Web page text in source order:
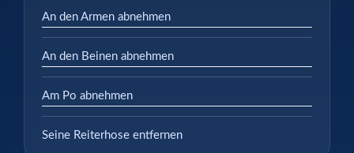
An den Armen abnehmen
An den Beinen abnehmen
Am Po abnehmen
Seine Reiterhose entfernen